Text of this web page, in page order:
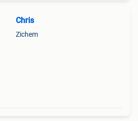
Chris
Zichem